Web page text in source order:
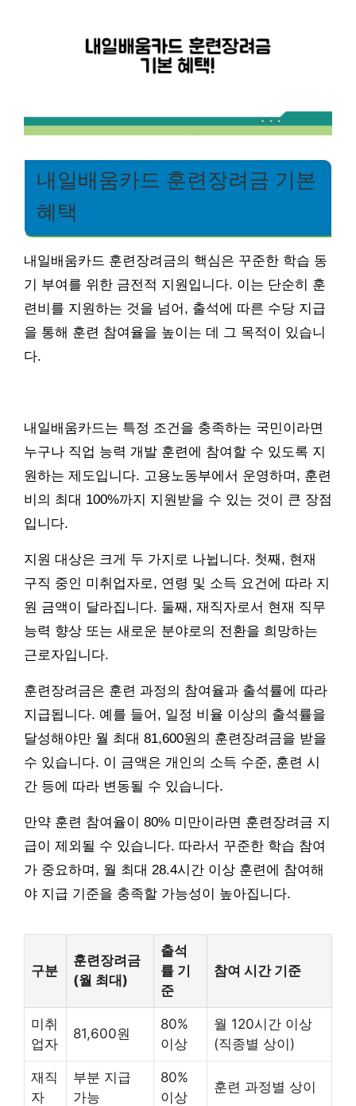
내일배움카드 훈련장려금 기본
혜택
내일배움카드 훈련장려금의 핵심은 꾸준한 학습 동
기 부여를 위한 금전적 지원입니다. 이는 단순히 훈
련비를 지원하는 것을 넘어, 출석에 따른 수당 지급
을 통해 훈련 참여율을 높이는 데 그 목적이 있습니
다.
내일배움카드는 특정 조건을 충족하는 국민이라면
누구나 직업 능력 개발 훈련에 참여할 수 있도록 지
원하는 제도입니다. 고용노동부에서 운영하며, 훈련
비의 최대 100%까지 지원받을 수 있는 것이 큰 장점
입니다.
지원 대상은 크게 두 가지로 나뉩니다. 첫째, 현재
구직 중인 미취업자로, 연령 및 소득 요건에 따라 지
원 금액이 달라집니다. 둘째, 재직자로서 현재 직무
능력 향상 또는 새로운 분야로의 전환을 희망하는
근로자입니다.
훈련장려금은 훈련 과정의 참여율과 출석률에 따라
지급됩니다. 예를 들어, 일정 비율 이상의 출석률을
달성해야만 월 최대 81,600원의 훈련장려금을 받을
수 있습니다. 이 금액은 개인의 소득 수준, 훈련 시
간 등에 따라 변동될 수 있습니다.
만약 훈련 참여율이 80% 미만이라면 훈련장려금 지
급이 제외될 수 있습니다. 따라서 꾸준한 학습 참여
가 중요하며, 월 최대 28.4시간 이상 훈련에 참여해
야 지급 기준을 충족할 가능성이 높아집니다.
구분
훈련장려금
(월 최대)
출석
률 기
준
참여 시간 기준
미취
업자
81,600원
80%
이상
월 120시간 이상
(직종별 상이)
재직
자
부분 지급
가능
80%
이상
훈련 과정별 상이